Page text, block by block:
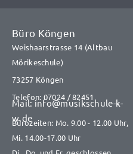
Büro Köngen
Weishaarstrasse 14 (Altbau
Mörikeschule)
73257 Köngen
Telefon: 07024 / 82451
Mail: info@musikschule-k-
w.de
Bürozeiten: Mo. 9.00 - 12.00 Uhr,
Mi. 14.00-17.00 Uhr